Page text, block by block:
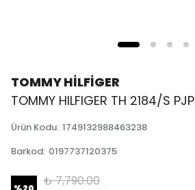
TOMMY HİLFİGER
TOMMY HILFIGER TH 2184/S PJP
Ürün Kodu: 1749132988463238
Barkod: 0197737120375
₺ 7,790.00